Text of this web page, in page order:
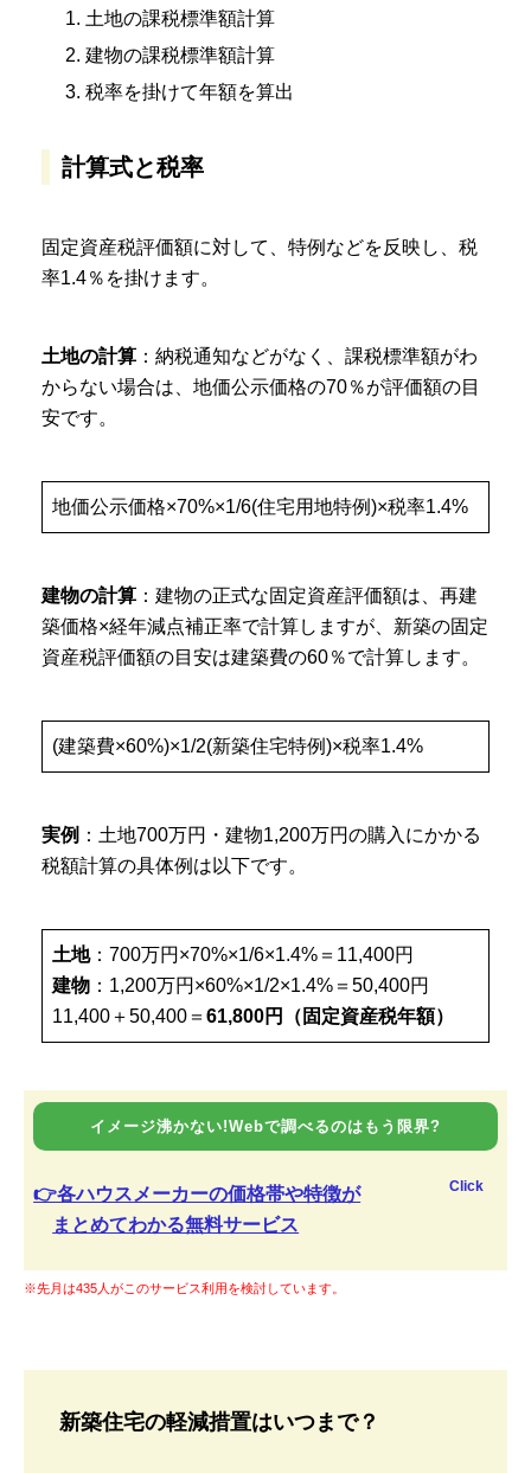
1. 土地の課税標準額計算
2. 建物の課税標準額計算
3. 税率を掛けて年額を算出
計算式と税率
固定資産税評価額に対して、特例などを反映し、税
率1.4％を掛けます。
土地の計算 ：納税通知などがなく、課税標準額がわ
からない場合は、地価公示価格の70％が評価額の目
安です。
地価公示価格×70%×1/6(住宅用地特例)×税率1.4%
建物の計算 ：建物の正式な固定資産評価額は、再建
築価格×経年減点補正率で計算しますが、新築の固定
資産税評価額の目安は建築費の60％で計算します。
(建築費×60%)×1/2(新築住宅特例)×税率1.4%
実例 ：土地700万円・建物1,200万円の購入にかかる
税額計算の具体例は以下です。
土地：700万円×70%×1/6×1.4%＝11,400円
建物 ：1,200万円×60%×1/2×1.4%＝50,400円
11,400＋50,400＝ 61,800円（固定資産税年額）
イメージ沸かない!Webで調べるのはもう限界?
👉各ハウスメーカーの価格帯や特徴が
まとめてわかる無料サービス
Click
※先月は435人がこのサービス利用を検討しています。
新築住宅の軽減措置はいつまで？